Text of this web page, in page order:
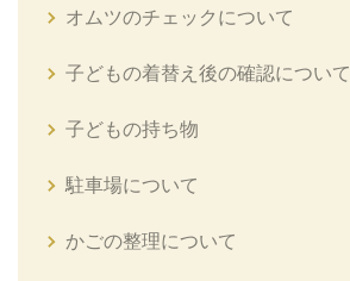
オムツのチェックについて
子どもの着替え後の確認について
子どもの持ち物
駐車場について
かごの整理について